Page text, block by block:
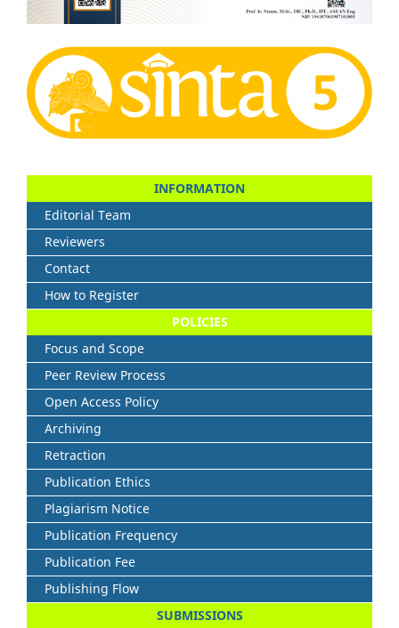
INFORMATION
Editorial Team
Reviewers
Contact
How to Register
POLICIES
Focus and Scope
Peer Review Process
Open Access Policy
Archiving
Retraction
Publication Ethics
Plagiarism Notice
Publication Frequency
Publication Fee
Publishing Flow
SUBMISSIONS